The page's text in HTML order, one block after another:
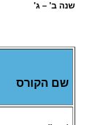
שנה ב' – ג'
שם הקורס